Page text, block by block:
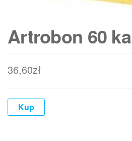
Artrobon 60
36,60zł
Kup